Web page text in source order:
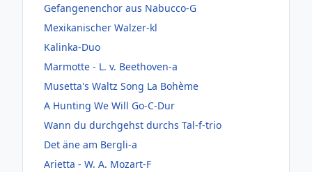
Gefangenenchor aus Nabucco-G
Mexikanischer Walzer-kl
Kalinka-Duo
Marmotte - L. v. Beethoven-a
Musetta's Waltz Song La Bohème
A Hunting We Will Go-C-Dur
Wann du durchgehst durchs Tal-f-trio
Det äne am Bergli-a
Arietta - W. A. Mozart-F